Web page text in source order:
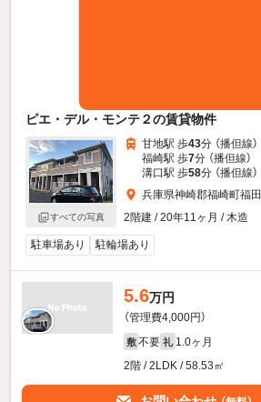
ピエ・デル・モンテ２の賃貸物件
すべての写真
甘地駅 歩43分 （播但線）
福崎駅 歩7分 （播但線）
溝口駅 歩58分 （播但線）
兵庫県神崎郡福崎町福田
2階建 / 20年11ヶ月 / 木造
駐車場あり 駐輪場あり
5.6万円
（管理費4,000円）
敷 不要 礼 1.0ヶ月
2階 / 2LDK / 58.53㎡